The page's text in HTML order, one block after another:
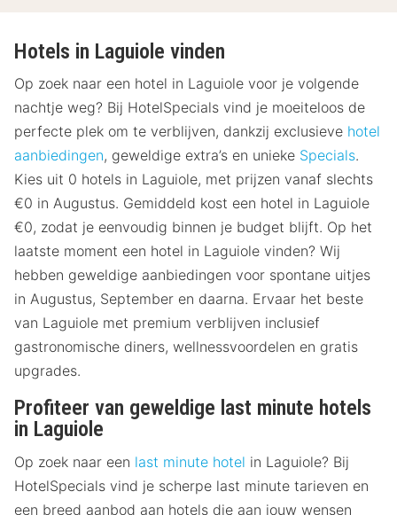
Hotels in Laguiole vinden
Op zoek naar een hotel in Laguiole voor je volgende
nachtje weg? Bij HotelSpecials vind je moeiteloos de
perfecte plek om te verblijven, dankzij exclusieve hotel
aanbiedingen, geweldige extra’s en unieke Specials.
Kies uit 0 hotels in Laguiole, met prijzen vanaf slechts
€0 in Augustus. Gemiddeld kost een hotel in Laguiole
€0, zodat je eenvoudig binnen je budget blijft. Op het
laatste moment een hotel in Laguiole vinden? Wij
hebben geweldige aanbiedingen voor spontane uitjes
in Augustus, September en daarna. Ervaar het beste
van Laguiole met premium verblijven inclusief
gastronomische diners, wellnessvoordelen en gratis
upgrades.
Profiteer van geweldige last minute hotels
in Laguiole
Op zoek naar een last minute hotel in Laguiole? Bij
HotelSpecials vind je scherpe last minute tarieven en
een breed aanbod aan hotels die aan jouw wensen